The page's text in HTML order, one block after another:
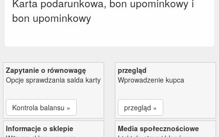
bon upominkowy
Zapytanie o równowagę
Opcje sprawdzania salda karty
Kontrola balansu »
przegląd
Wprowadzenie kupca
przegląd »
Informacje o sklepie
Media społecznościowe